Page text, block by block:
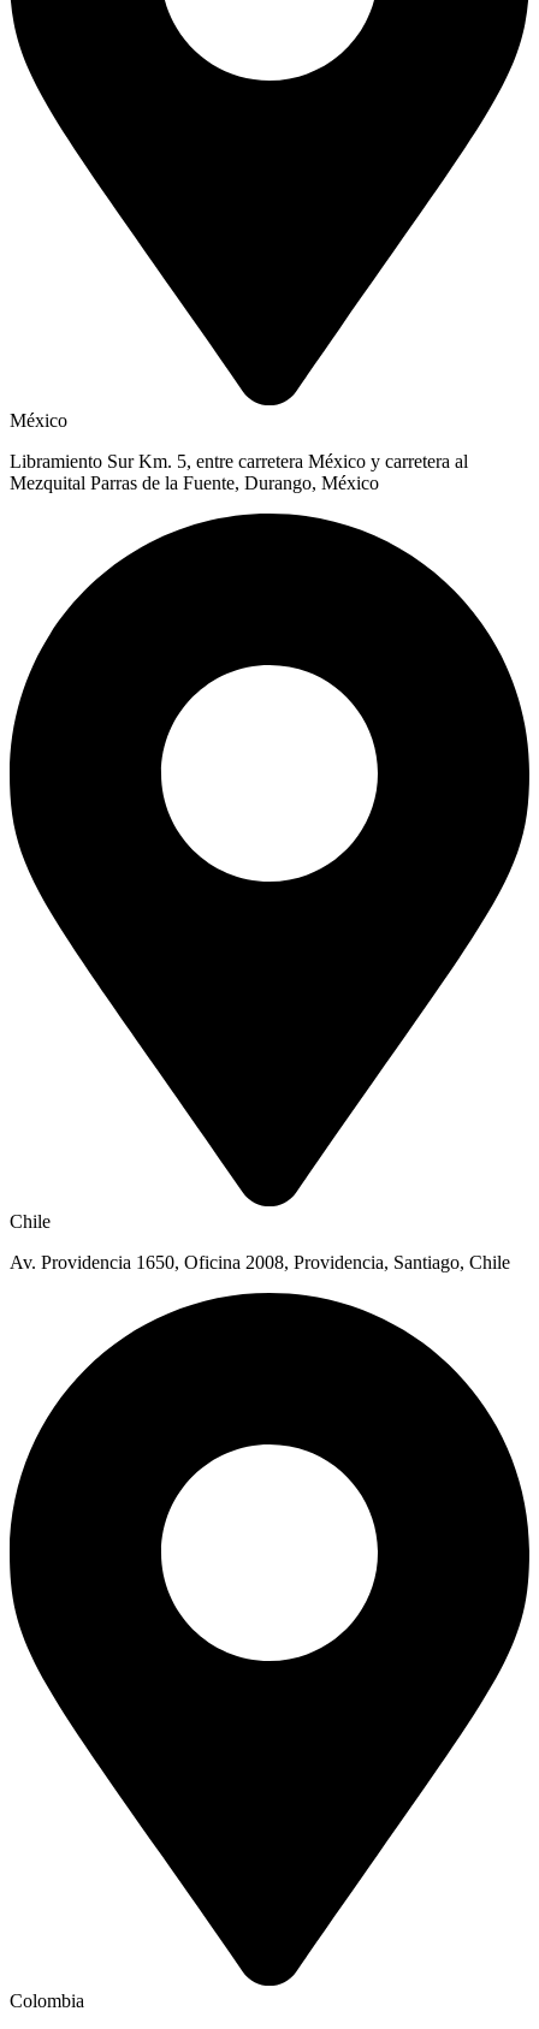
México
Libramiento Sur Km. 5, entre carretera México y carretera al
Mezquital Parras de la Fuente, Durango, México
Chile
Av. Providencia 1650, Oficina 2008, Providencia, Santiago, Chile
Colombia